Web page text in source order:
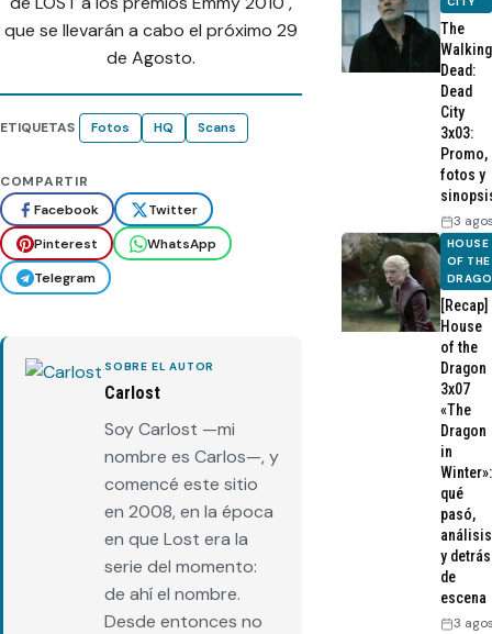
que se llevarán a cabo el próximo 29
de Agosto.
ETIQUETAS Fotos HQ Scans
COMPARTIR
Facebook
Twitter
Pinterest
WhatsApp
Telegram
SOBRE EL AUTOR
Carlost
Soy Carlost —mi
nombre es Carlos—, y
comencé este sitio
en 2008, en la época
en que Lost era la
serie del momento:
de ahí el nombre.
Desde entonces no
The
Walking
Dead:
Dead
City
3x03:
Promo,
fotos y
3
HOUSE
OF THE
[Recap]
House
of the
Dragon
3x07
«The
Dragon
in
Winter»:
qué
pasó,
análisis
y detrás
de
escena
3